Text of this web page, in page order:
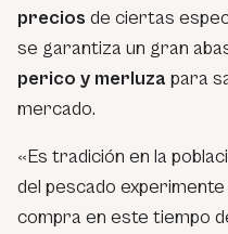
precios de ciertas
se garantiza un gran
perico y merluza para
mercado.
«Es tradición en la
del pescado
compra en este tiempo